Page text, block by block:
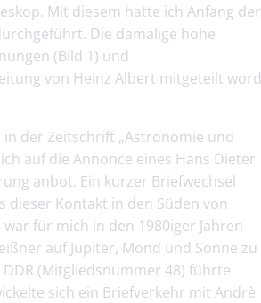
Mit diesem hatte ich Anfang der
Die damalige hohe
(Bild 1) und
von Heinz Albert mitgeteilt
der Zeitschrift „Astronomie und
auf die Annonce eines Hans Dieter
anbot. Ein kurzer Briefwechsel
dieser Kontakt in den Süden von
für mich in den 1980iger Jahren
auf Jupiter, Mond und Sonne zu
(Mitgliedsnummer 48) führte
sich ein Briefverkehr mit Andrè